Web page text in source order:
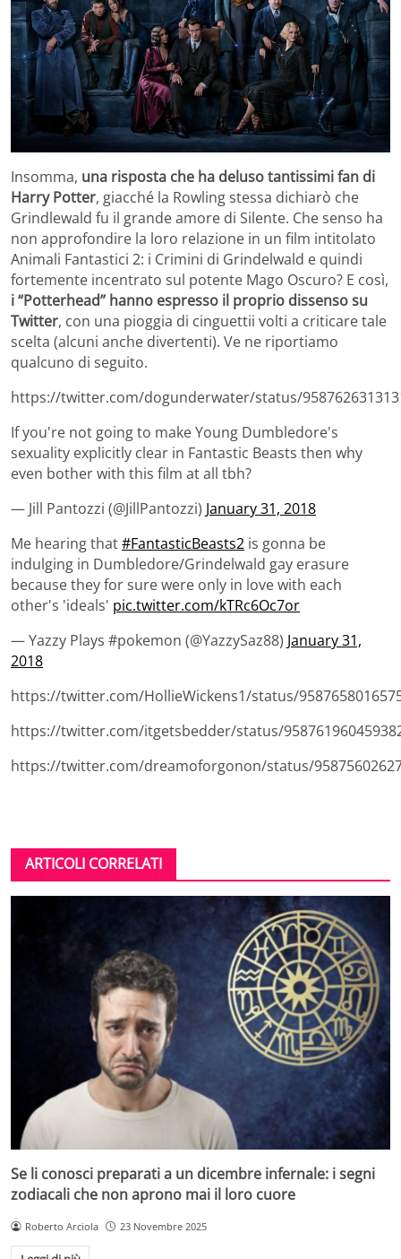
Insomma, una risposta che ha deluso tantissimi fan di
Harry Potter, giacché la Rowling stessa dichiarò che
Grindlewald fu il grande amore di Silente. Che senso ha
non approfondire la loro relazione in un film intitolato
Animali Fantastici 2: i Crimini di Grindelwald e quindi
fortemente incentrato sul potente Mago Oscuro? E così,
i “Potterhead” hanno espresso il proprio dissenso su
Twitter, con una pioggia di cinguettii volti a criticare tale
scelta (alcuni anche divertenti). Ve ne riportiamo
qualcuno di seguito.
https://twitter.com/dogunderwater/status/
If you're not going to make Young Dumbledore's
sexuality explicitly clear in Fantastic Beasts then why
even bother with this film at all tbh?
— Jill Pantozzi (@JillPantozzi) January 31, 2018
Me hearing that#FantasticBeasts2 is gonna be
indulging in Dumbledore/Grindelwald gay erasure
because they for sure were only in love with each
other's 'ideals' pic.twitter.com/kTRc6Oc7or
— Yazzy Plays #pokemon (@YazzySaz88) January 31,
2018
https://twitter.com/HollieWickens1/status/
https://twitter.com/itgetsbedder/status/
https://twitter.com/dreamoforgonon/status/
ARTICOLI CORRELATI
Se li conosci preparati a un dicembre infernale: i segni
zodiacali che non aprono mai il loro cuore
Roberto Arciola 23 Novembre 2025